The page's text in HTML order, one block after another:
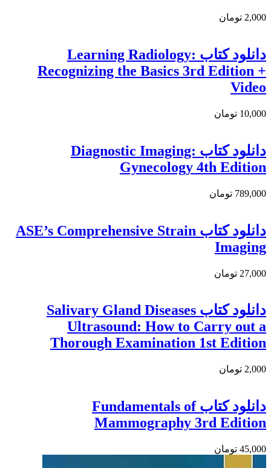
2,000 تومان
دانلود کتاب Learning Radiology:
Recognizing the Basics 3rd Edition +
Video
10,000 تومان
دانلود کتاب Diagnostic Imaging:
Gynecology 4th Edition
789,000 تومان
دانلود کتاب ASE’s Comprehensive Strain
Imaging
27,000 تومان
دانلود کتاب Salivary Gland Diseases
Ultrasound: How to Carry out a
Thorough Examination 1st Edition
2,000 تومان
دانلود کتاب Fundamentals of
Mammography 3rd Edition
45,000 تومان